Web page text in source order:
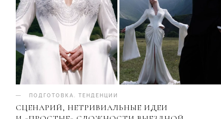
ПОДГОТОВКА. ТЕНДЕНЦИИ
СЦЕНАРИЙ, НЕТРИВИАЛЬНЫЕ ИДЕИ